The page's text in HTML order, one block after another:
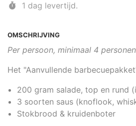
OMSCHRIJVING
Per persoon, minimaal 4 personen
Het "Aanvullende
200 gram salade, top en rund
3 soorten saus (knoflook,
Stokbrood & kruidenboter
1 dag levertijd.